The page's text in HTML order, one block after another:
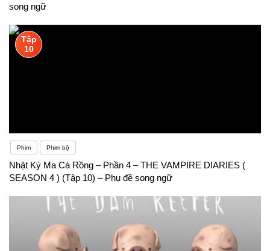
song ngữ
Tập
10
Phim Phim bộ
Nhật Ký Ma Cà Rồng – Phần 4 – THE VAMPIRE DIARIES (
SEASON 4 ) (Tập 10) – Phụ đề song ngữ